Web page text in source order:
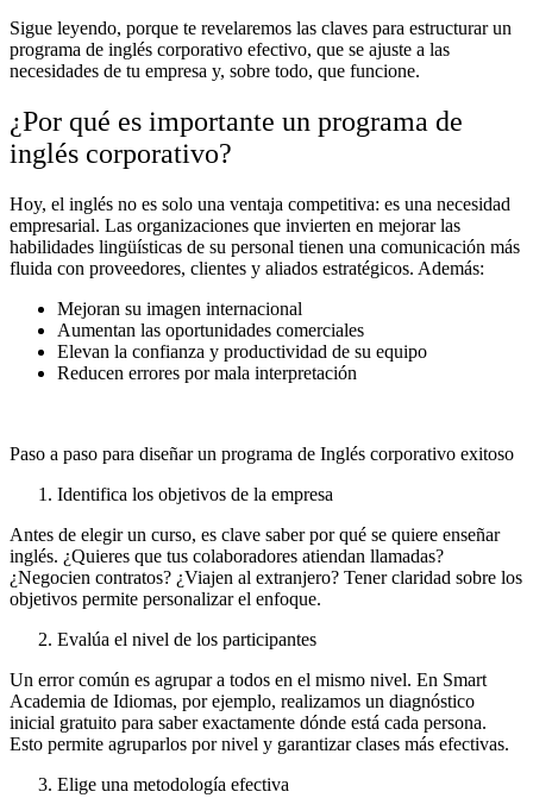
Sigue leyendo, porque te revelaremos las claves para estructurar un
programa de inglés corporativo efectivo, que se ajuste a las
necesidades de tu empresa y, sobre todo, que funcione.
¿Por qué es importante un programa de
inglés corporativo?
Hoy, el inglés no es solo una ventaja competitiva: es una necesidad
empresarial. Las organizaciones que invierten en mejorar las
habilidades lingüísticas de su personal tienen una comunicación más
fluida con proveedores, clientes y aliados estratégicos. Además:
Mejoran su imagen internacional
Aumentan las oportunidades comerciales
Elevan la confianza y productividad de su equipo
Reducen errores por mala interpretación
Paso a paso para diseñar un programa de Inglés corporativo exitoso
Identifica los objetivos de la empresa
Antes de elegir un curso, es clave saber por qué se quiere enseñar
inglés. ¿Quieres que tus colaboradores atiendan llamadas?
¿Negocien contratos? ¿Viajen al extranjero? Tener claridad sobre los
objetivos permite personalizar el enfoque.
Evalúa el nivel de los participantes
Un error común es agrupar a todos en el mismo nivel. En Smart
Academia de Idiomas, por ejemplo, realizamos un diagnóstico
inicial gratuito para saber exactamente dónde está cada persona.
Esto permite agruparlos por nivel y garantizar clases más efectivas.
Elige una metodología efectiva